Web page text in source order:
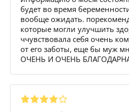
будет во время
вообще ожидать.
которые могли улучшить
ччувствовала себя очень
от его заботы, еще бы муж
ОЧЕНЬ И ОЧЕНЬ БЛАГОДАРНА